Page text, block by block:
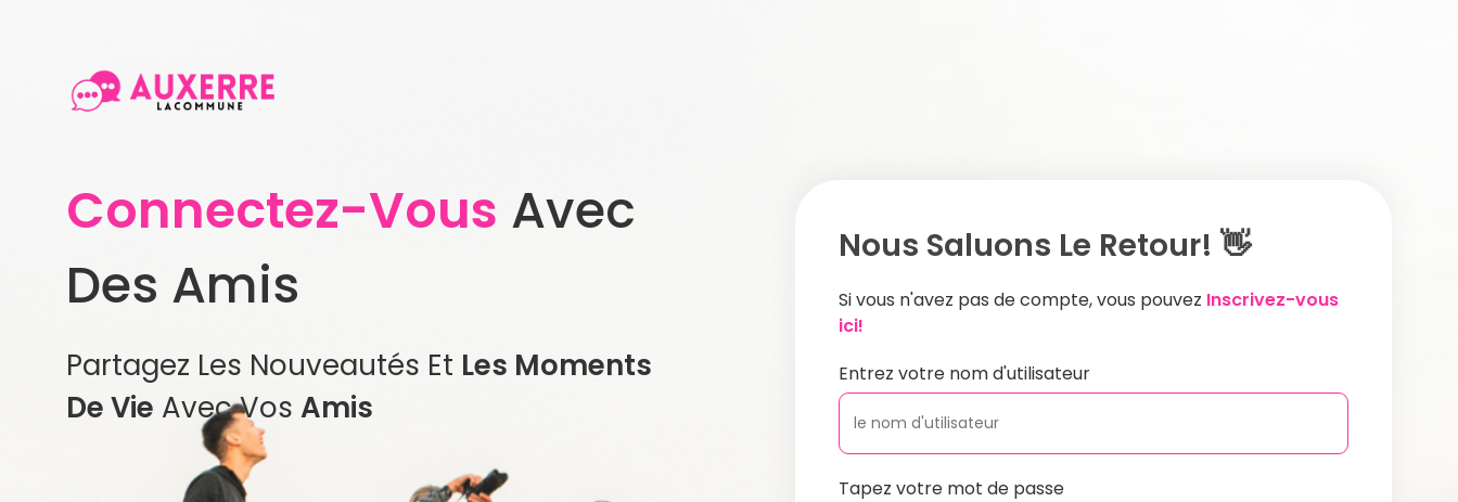
Connectez-Vous Avec
Des Amis
Partagez Les Nouveautés Et Les Moments
De Vie Avec Vos Amis
Nous Saluons Le Retour! 👋
Si vous n'avez pas de compte, vous pouvez Inscrivez-vous
ici!
Entrez votre nom d'utilisateur
Tapez votre mot de passe